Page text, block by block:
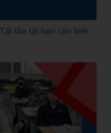
tần tật bạn cần biết